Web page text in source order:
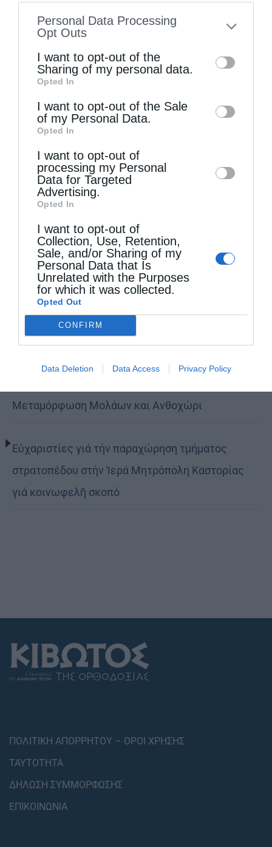
to your opt-out. You may separately opt-out
information by third parties on the IAB’s list
of downstream participants. This
information may also be disclosed by us to
third parties on theIAB’s List of
Downstream Participants
disclose it to other third parties.
Personal Data Processing
Opt Outs
I want to opt-out of the
Sharing of my personal data.
Opted In
I want to opt-out of the Sale
of my Personal Data.
Opted In
I want to opt-out of
processing my Personal
Data for Targeted
Advertising.
Opted In
I want to opt-out of
Collection, Use, Retention,
Sale, and/or Sharing of my
Personal Data that Is
Unrelated with the Purposes
for which it was collected.
Opted Out
CONFIRM
Data Deletion Data Access Privacy Policy
Τελευταία άρθρα
Σταυρό με δωρεά επιχειρησιακού εξοπλισμού για
την αντιμετώπιση των καταστροφικών
πυρκαγιών
Η “Κιβωτός της Ορθοδοξίας” σε όλα τα περίπτερα
Δημητριάδος Ιγνάτιος: «Η Παναγία μας δείχνει
τον δρόμο της ταπείνωσης και της σιωπής»
(ΦΩΤΟ)
Μεταμόρφωση Μολάων και Ανθοχώρι
Εὐχαριστίες γιά τήν παραχώρηση τμήματος
στρατοπέδου στήν Ἱερά Μητρόπολη Καστορίας
γιά κοινωφελῆ σκοπό
ΠΟΛΙΤΙΚΗ ΑΠΟΡΡΗΤΟΥ – ΟΡΟΙ ΧΡΗΣΗΣ
ΤΑΥΤΟΤΗΤΑ
ΔΗΛΩΣΗ ΣΥΜΜΟΡΦΩΣΗΣ
ΕΠΙΚΟΙΝΩΝΙΑ